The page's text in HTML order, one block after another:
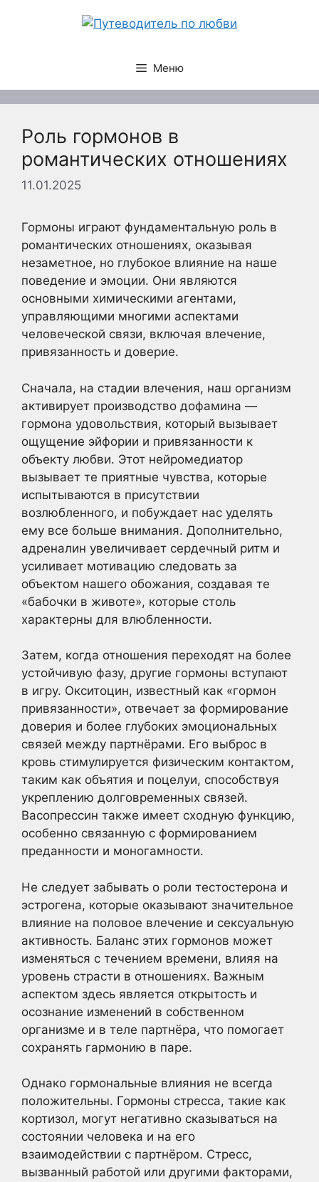
Меню
Роль гормонов в
романтических отношениях
11.01.2025
Гормоны играют фундаментальную роль в
романтических отношениях, оказывая
незаметное, но глубокое влияние на наше
поведение и эмоции. Они являются
основными химическими агентами,
управляющими многими аспектами
человеческой связи, включая влечение,
привязанность и доверие.
Сначала, на стадии влечения, наш организм
активирует производство дофамина —
гормона удовольствия, который вызывает
ощущение эйфории и привязанности к
объекту любви. Этот нейромедиатор
вызывает те приятные чувства, которые
испытываются в присутствии
возлюбленного, и побуждает нас уделять
ему все больше внимания. Дополнительно,
адреналин увеличивает сердечный ритм и
усиливает мотивацию следовать за
объектом нашего обожания, создавая те
«бабочки в животе», которые столь
характерны для влюбленности.
Затем, когда отношения переходят на более
устойчивую фазу, другие гормоны вступают
в игру. Окситоцин, известный как «гормон
привязанности», отвечает за формирование
доверия и более глубоких эмоциональных
связей между партнёрами. Его выброс в
кровь стимулируется физическим контактом,
таким как объятия и поцелуи, способствуя
укреплению долговременных связей.
Васопрессин также имеет сходную функцию,
особенно связанную с формированием
преданности и моногамности.
Не следует забывать о роли тестостерона и
эстрогена, которые оказывают значительное
влияние на половое влечение и сексуальную
активность. Баланс этих гормонов может
изменяться с течением времени, влияя на
уровень страсти в отношениях. Важным
аспектом здесь является открытость и
осознание изменений в собственном
организме и в теле партнёра, что помогает
сохранять гармонию в паре.
Однако гормональные влияния не всегда
положительны. Гормоны стресса, такие как
кортизол, могут негативно сказываться на
состоянии человека и на его
взаимодействии с партнёром. Стресс,
вызванный работой или другими факторами,